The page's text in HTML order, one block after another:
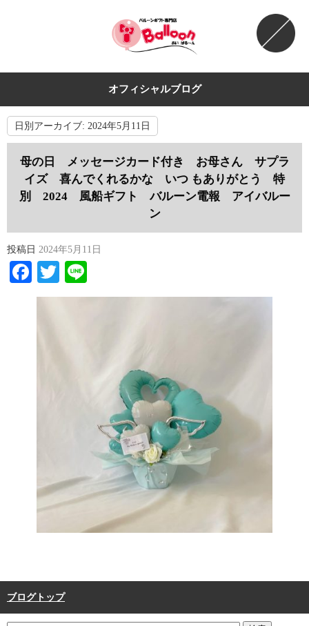
オフィシャルブログ
日別アーカイブ: 2024年5月11日
母の日 メッセージカード付き お母さん サプラ
イズ 喜んでくれるかな いつ もありがとう 特
別 2024 風船ギフト バルーン電報 アイバルー
ン
投稿日 2024年5月11日
Facebook
Twitter
ブログトップ